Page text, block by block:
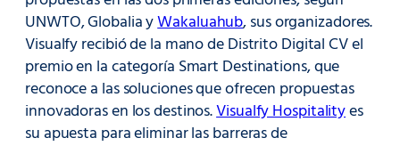
UNWTO, Globalia yWakaluahub, sus organizadores.
Visualfy recibió de la mano de Distrito Digital CV el
premio en la categoría Smart Destinations, que
reconoce a las soluciones que ofrecen propuestas
innovadoras en los destinos.Visualfy Hospitalityes
su apuesta para eliminar las barreras de